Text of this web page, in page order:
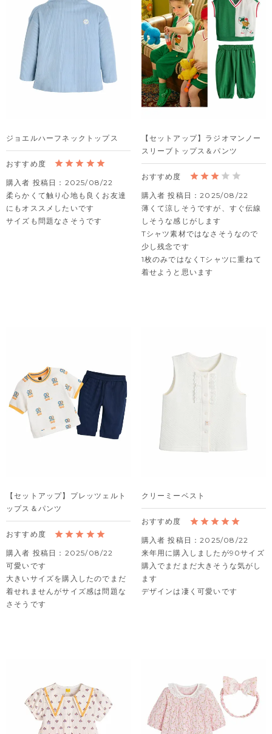
ジョエルハーフネックトップス
購入者 投稿日
2025/08/22
柔らかくて触り心地も良くお友達
にもオススメしたいです
サイズも問題なさそうです
【セットアップ】ラジオマンノー
スリーブトップス＆パンツ
購入者 投稿日
2025/08/22
薄くて涼しそうですが、すぐ伝線
しそうな感じがします
Tシャツ素材ではなさそうなので
少し残念です
1枚のみではなくTシャツに重ねて
着せようと思います
【セットアップ】プレッツェルト
ップス＆パンツ
購入者 投稿日
2025/08/22
可愛いです
大きいサイズを購入したのでまだ
着せれませんがサイズ感は問題な
さそうです
クリーミーベスト
購入者 投稿日
2025/08/22
来年用に購入しましたが90サイズ
購入でまだまだ大きそうな気がし
ます
デザインは凄く可愛いです